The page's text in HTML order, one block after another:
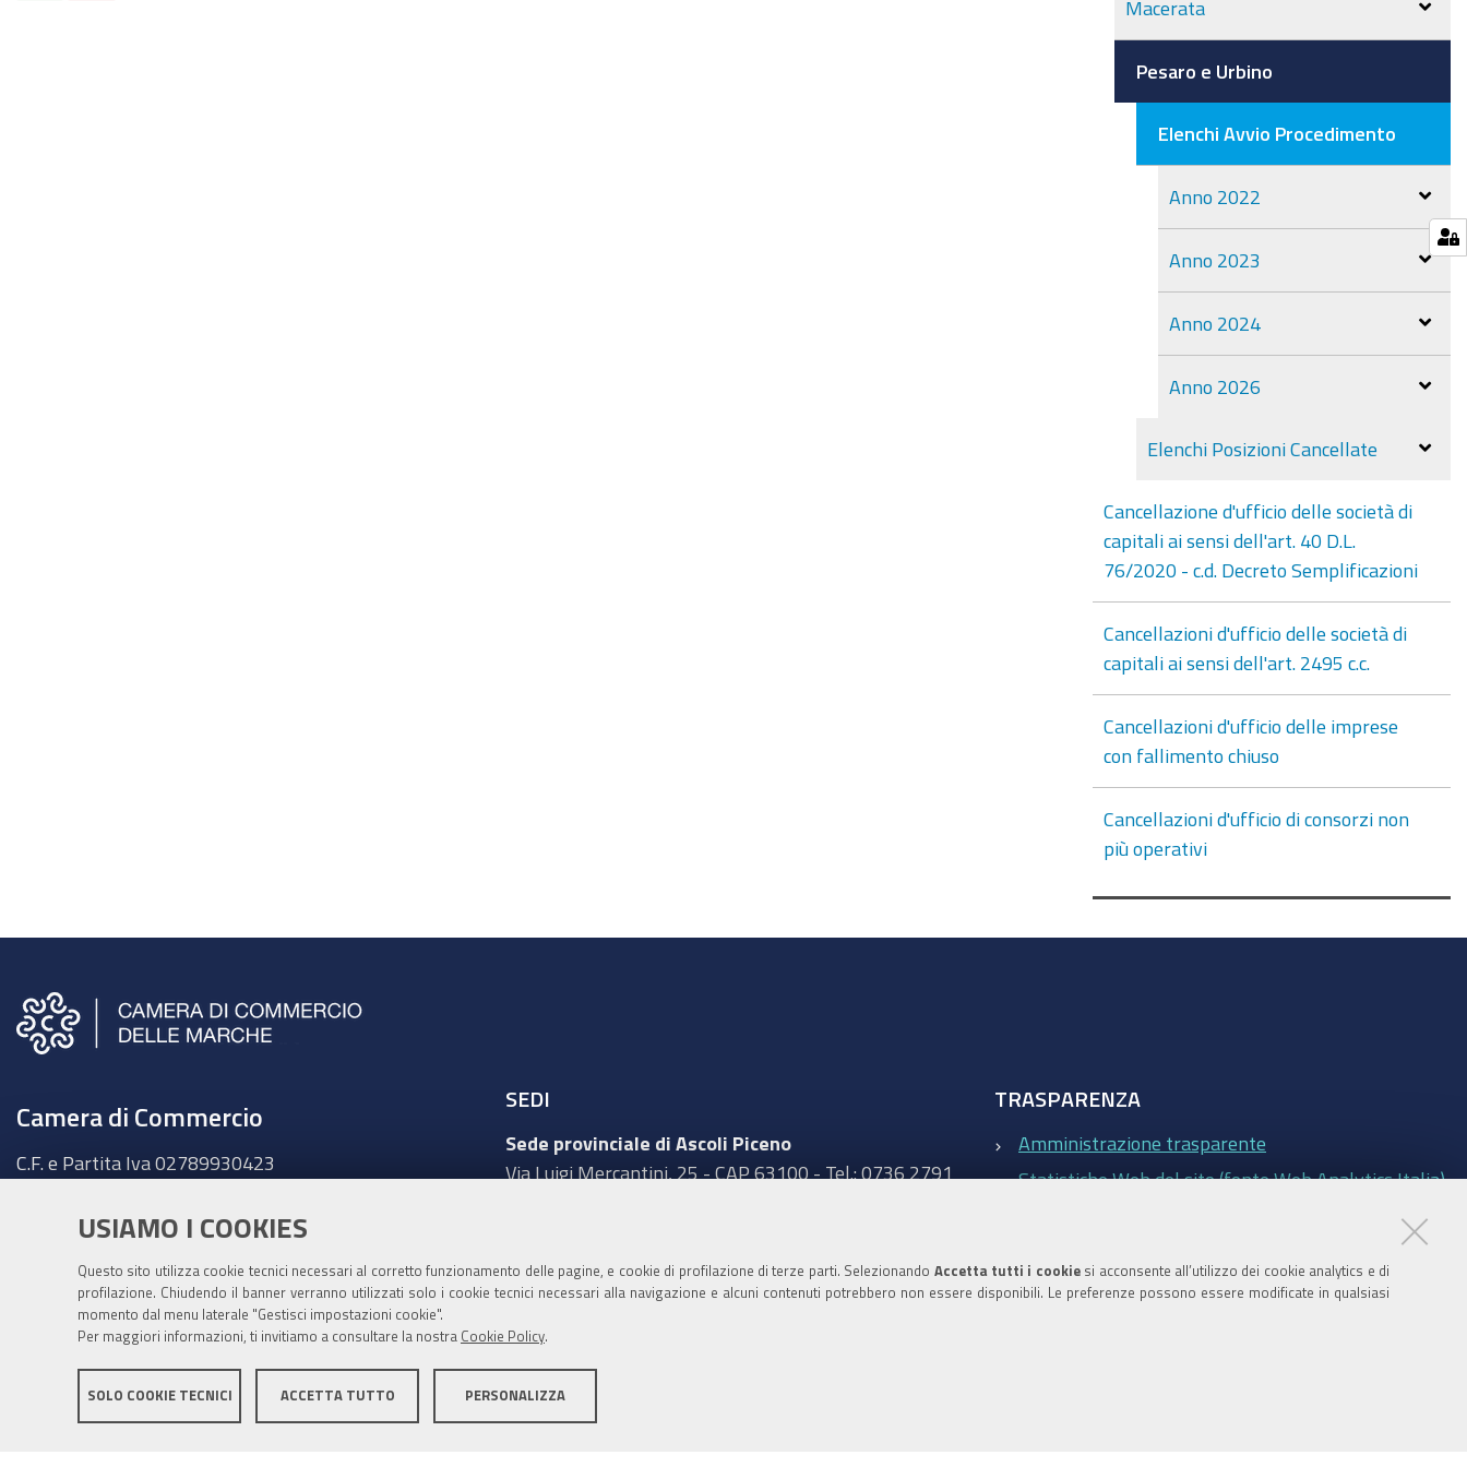
USIAMO I COOKIES
Questo sito utilizza cookie tecnici necessari al corretto funzionamento delle pagine, e cookie di profilazione di terze parti. Selezionando Accetta tutti i cookiesi acconsente all’utilizzo dei cookie analytics e di
profilazione. Chiudendo il banner verranno utilizzati solo i cookie tecnici necessari alla navigazione e alcuni contenuti potrebbero non essere disponibili. Le preferenze possono essere modificate in qualsiasi
momento dal menu laterale "Gestisci impostazioni cookie".
Per maggiori informazioni, ti invitiamo a consultare la nostra Cookie Policy
SOLO COOKIE TECNICI ACCETTA TUTTO PERSONALIZZA
Macerata
Pesaro e Urbino
Elenchi Avvio Procedimento
Anno 2022
Anno 2023
Anno 2024
Anno 2026
Elenchi Posizioni Cancellate
Cancellazione d'ufficio delle società di
capitali ai sensi dell'art. 40 D.L.
76/2020 - c.d. Decreto Semplificazioni
Cancellazioni d'ufficio delle società di
capitali ai sensi dell'art. 2495 c.c.
Cancellazioni d'ufficio delle imprese
con fallimento chiuso
Cancellazioni d'ufficio di consorzi non
più operativi
Camera di Commercio
C.F. e Partita Iva 02789930423
Ancona - Largo XXIV Maggio, 1 - CAP 60123
Fatt. elettronica - Cod. univoco:UFKY7Z
cciaa@pec.marche.camcom.it
SEDI
Sede provinciale di Ascoli Piceno
Via Luigi Mercantini, 25 - CAP 63100 - Tel.: 0736 2791
Sede provinciale di Macerata
Corso XI Settembre, 116 - CAP 61121 - Tel.: 0721
3571
TRASPARENZA
Amministrazione trasparente
Statistiche Web del sito (fonte Web Analytics Italia)